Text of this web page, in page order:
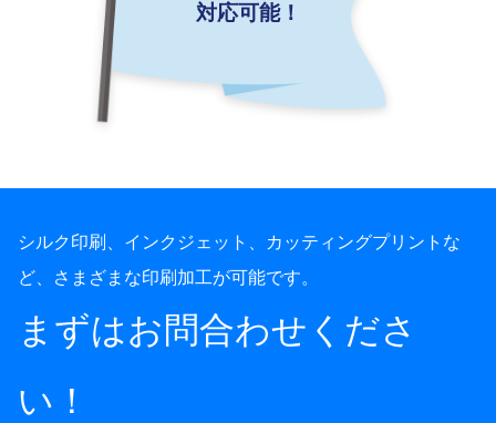
対応可能！
シルク印刷、インクジェット、カッティングプリントな
ど、さまざまな印刷加工が可能です。
まずはお問合わせくださ
い！